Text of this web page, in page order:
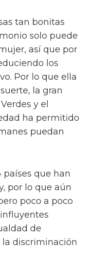
tan bonitas
solo puede
así que por
los
Por lo que ella
la gran
y el
ha permitido
puedan
países que han
por lo que aún
poco a poco
de
discriminación